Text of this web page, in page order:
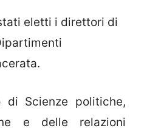
eletti i direttori di
di Scienze politiche,
e delle relazioni